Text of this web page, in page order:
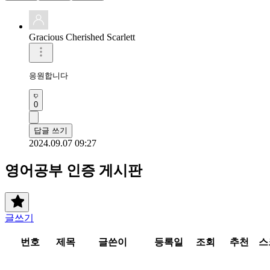
Gracious Cherished Scarlett
응원합니다
0
답글 쓰기
2024.09.07 09:27
영어공부 인증 게시판
글쓰기
번호 제목 글쓴이 등록일 조회 추천